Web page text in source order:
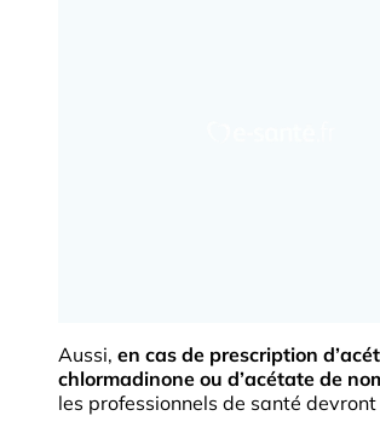
Aussi, en cas de prescription
chlormadinone ou d’acétate de
les professionnels de santé devront